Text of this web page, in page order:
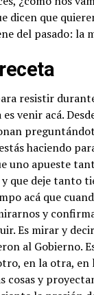
¿cómo nos
dicen que
del pasado: la
resistir
es venir acá.
haciendo
uno apueste
que deje tanto
acá que
y
Es mirar y
al Gobierno.
en la otra, en
cosas y